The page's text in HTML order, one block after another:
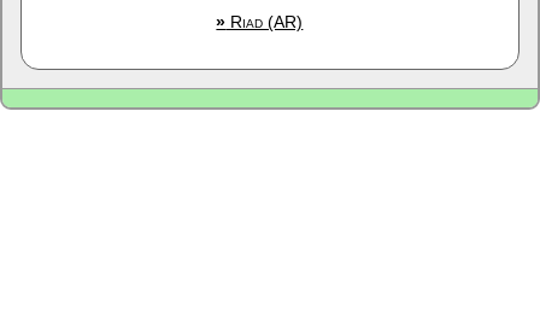
» Riad (AR)